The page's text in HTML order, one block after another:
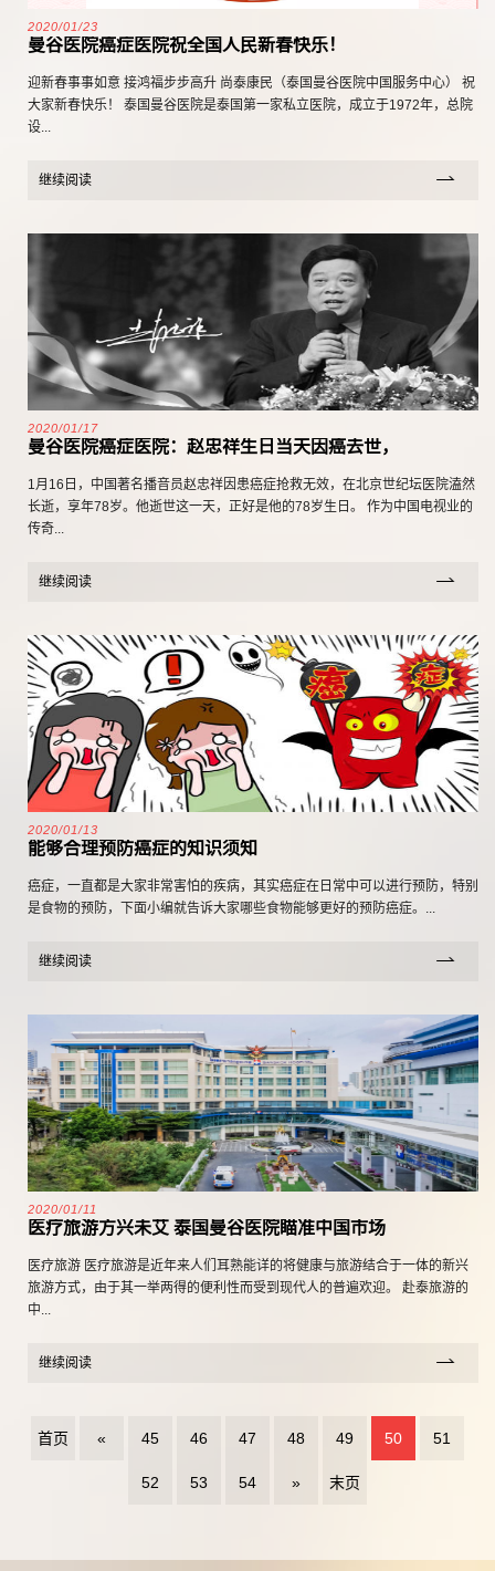
2020/01/23
曼谷医院癌症医院祝全国人民新春快乐！
迎新春事事如意 接鸿福步步高升 尚泰康民（泰国曼谷医院中国服务中心） 祝
大家新春快乐！ 泰国曼谷医院是泰国第一家私立医院，成立于1972年，总院
设...
继续阅读
2020/01/17
曼谷医院癌症医院：赵忠祥生日当天因癌去世，
1月16日，中国著名播音员赵忠祥因患癌症抢救无效，在北京世纪坛医院溘然
长逝，享年78岁。他逝世这一天，正好是他的78岁生日。 作为中国电视业的
传奇...
继续阅读
2020/01/13
能够合理预防癌症的知识须知
癌症，一直都是大家非常害怕的疾病，其实癌症在日常中可以进行预防，特别
是食物的预防，下面小编就告诉大家哪些食物能够更好的预防癌症。...
继续阅读
2020/01/11
医疗旅游方兴未艾 泰国曼谷医院瞄准中国市场
医疗旅游 医疗旅游是近年来人们耳熟能详的将健康与旅游结合于一体的新兴
旅游方式，由于其一举两得的便利性而受到现代人的普遍欢迎。 赴泰旅游的
中...
继续阅读
首页 « 45 46 47 48 49 50 51
52 53 54 » 末页